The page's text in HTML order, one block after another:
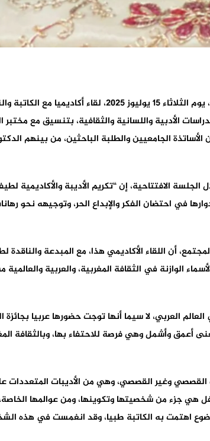
احتضنت قاعة الندوات بقطب الدراسات في الدكتوراه بجامعة السلطان مولاي سليمان ببني
الأدبية واللسانية والثقافية، بتنسيق مع مختبر
الجامعيين والطلبة الباحثين، من بينهم
الافتتاحية، إن “تكريم الأديبة والأكاديمية
في احتضان الفكر والإبداع الحر، وتوجيهه نحو
أن اللقاء الأكاديمي هذا، مع المبدعة
الوازنة في الثقافة المغربية، والعربية
العربي، لا سيما أنها توجت حضورها عربيا بجائزة
أعمق وأشمل وهي فرصة للاحتفاء بها، وبالثقافة
وغير القصصي، وهي من الأديبات المتعددات
هي جزء من شخصيتها وتكوينها، ومن عوالمها
اهتمت به الكاتبة طبيا، وقد انغمست في هذه